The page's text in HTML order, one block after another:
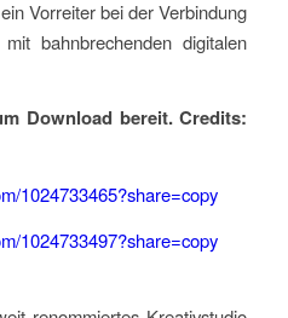
Vorreiter bei der Verbindung
bahnbrechenden digitalen
Download bereit. Credits:
1024733465?share=copy
1024733497?share=copy